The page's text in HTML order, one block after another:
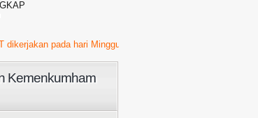
pada hari Minggu, 23 Juli 2021 Pukul 01.00 WIB s/d
Kemenkumham